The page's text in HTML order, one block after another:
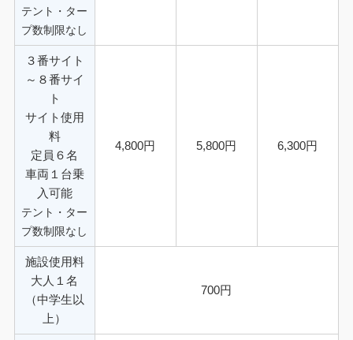
テント・ター
プ数制限なし
３番サイト
～８番サイ
ト
サイト使用
料
定員６名
車両１台乗
入可能
テント・ター
プ数制限なし
4,800円 5,800円 6,300円
施設使用料
大人１名
（中学生以
上）
700円